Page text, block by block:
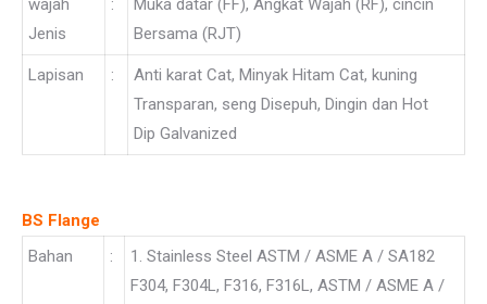
wajah
Jenis
:
Muka datar (FF), Angkat Wajah (RF), cincin
Bersama (RJT)
Lapisan :
Anti karat Cat, Minyak Hitam Cat, kuning
Transparan, seng Disepuh, Dingin dan Hot
Dip Galvanized
BS Flange
Bahan
:
1. Stainless Steel ASTM / ASME A / SA182
F304, F304L, F316, F316L, ASTM / ASME A /